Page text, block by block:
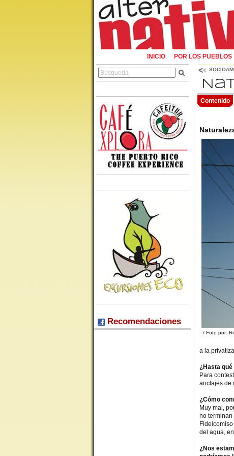
INICIO POR LOS PUEBLOS
Recomendaciones
Contenido
/ Foto por:
a la
¿Hasta
Para
anclajes de
¿Cómo
Muy mal,
no terminan
del agua,
¿Nos